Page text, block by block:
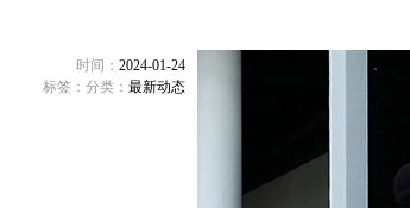
时间： 2024-01-24
分类： 最新动态
标签：